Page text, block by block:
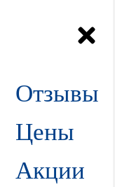
Отзывы
Цены
Акции